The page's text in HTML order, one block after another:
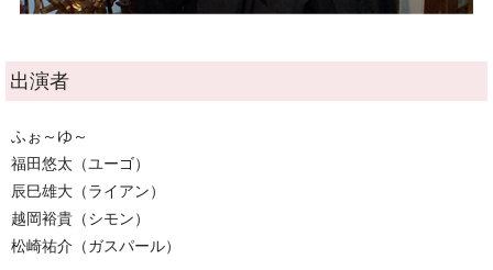
出演者
ふぉ～ゆ～
福田悠太（ユーゴ）
辰巳雄大（ライアン）
越岡裕貴（シモン）
松崎祐介（ガスパール）